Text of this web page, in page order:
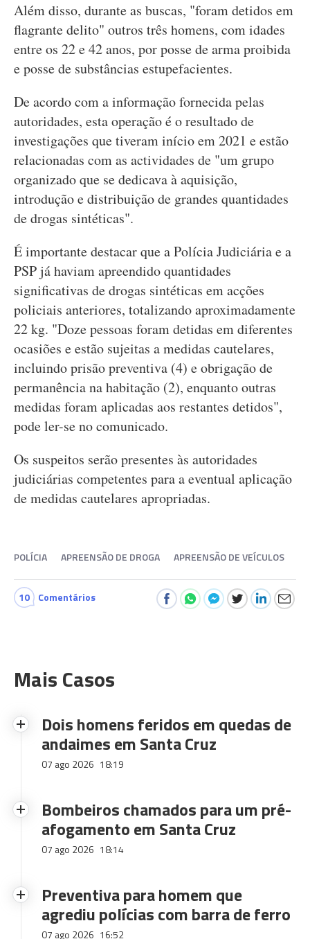
Além disso, durante as buscas, "foram detidos em
flagrante delito" outros três homens, com idades
entre os 22 e 42 anos, por posse de arma proibida
e posse de substâncias estupefacientes.
De acordo com a informação fornecida pelas
autoridades, esta operação é o resultado de
investigações que tiveram início em 2021 e estão
relacionadas com as actividades de "um grupo
organizado que se dedicava à aquisição,
introdução e distribuição de grandes quantidades
de drogas sintéticas".
É importante destacar que a Polícia Judiciária e a
PSP já haviam apreendido quantidades
significativas de drogas sintéticas em acções
policiais anteriores, totalizando aproximadamente
22 kg. "Doze pessoas foram detidas em diferentes
ocasiões e estão sujeitas a medidas cautelares,
incluindo prisão preventiva (4) e obrigação de
permanência na habitação (2), enquanto outras
medidas foram aplicadas aos restantes detidos",
pode ler-se no comunicado.
Os suspeitos serão presentes às autoridades
judiciárias competentes para a eventual aplicação
de medidas cautelares apropriadas.
POLÍCIA APREENSÃO DE DROGA APREENSÃO DE VEÍCULOS
10 Comentários
Mais Casos
Dois homens feridos em quedas de
andaimes em Santa Cruz
07 ago 2026 18:19
Bombeiros chamados para um pré-
afogamento em Santa Cruz
07 ago 2026 18:14
Preventiva para homem que
agrediu polícias com barra de ferro
07 ago 2026 16:52